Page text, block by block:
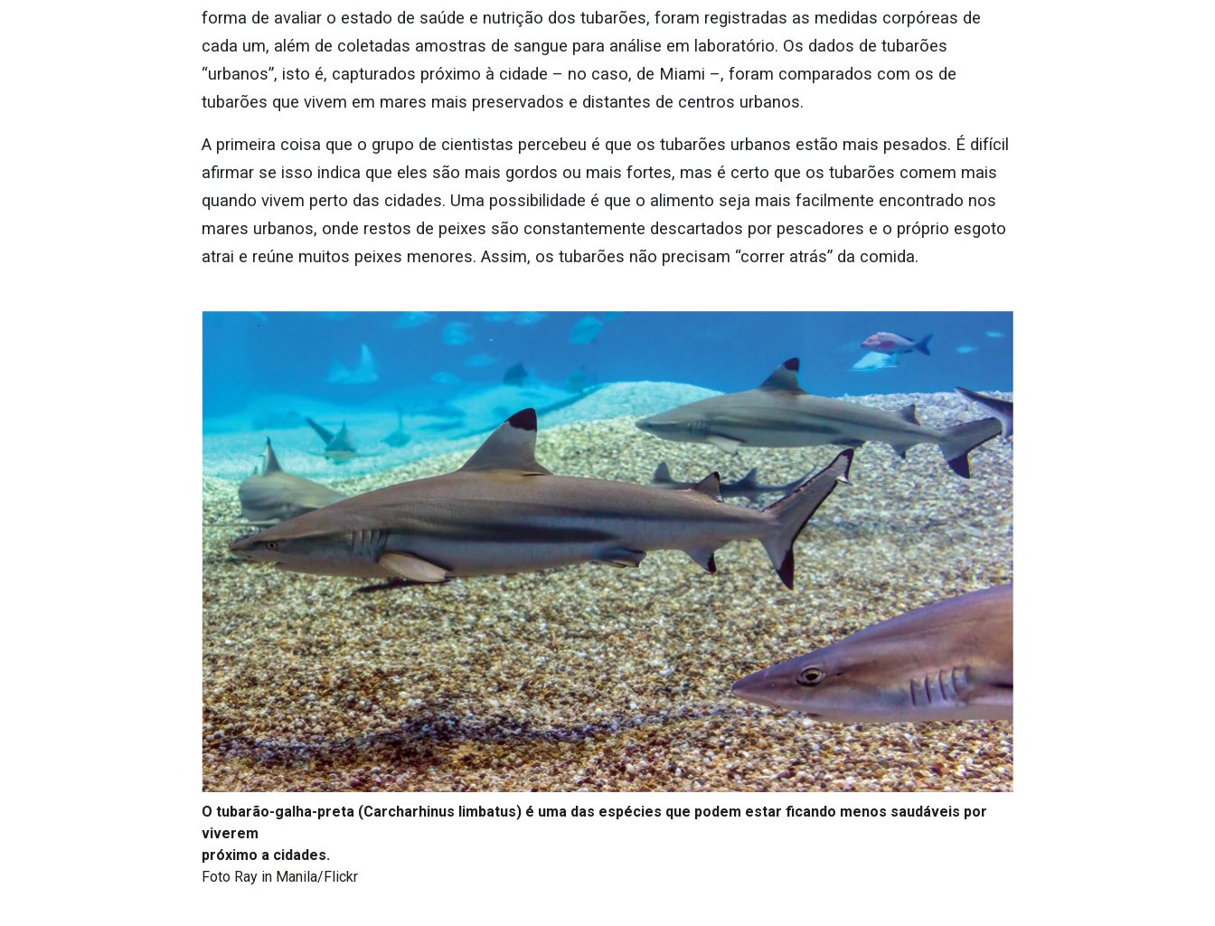
forma de avaliar o estado de saúde e nutrição dos tubarões, foram registradas as medidas corpóreas de
cada um, além de coletadas amostras de sangue para análise em laboratório. Os dados de tubarões
“urbanos”, isto é, capturados próximo à cidade – no caso, de Miami –, foram comparados com os de
tubarões que vivem em mares mais preservados e distantes de centros urbanos.
A primeira coisa que o grupo de cientistas percebeu é que os tubarões urbanos estão mais pesados. É difícil
afirmar se isso indica que eles são mais gordos ou mais fortes, mas é certo que os tubarões comem mais
quando vivem perto das cidades. Uma possibilidade é que o alimento seja mais facilmente encontrado nos
mares urbanos, onde restos de peixes são constantemente descartados por pescadores e o próprio esgoto
atrai e reúne muitos peixes menores. Assim, os tubarões não precisam “correr atrás” da comida.
O tubarão-galha-preta (Carcharhinus limbatus) é uma das espécies que podem estar ficando menos saudáveis por
viverem
próximo a cidades.
Foto Ray in Manila/Flickr